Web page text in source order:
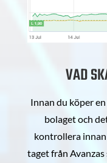
VAD
Innan du köper
bolaget och
kontrollera
taget från Avanzas